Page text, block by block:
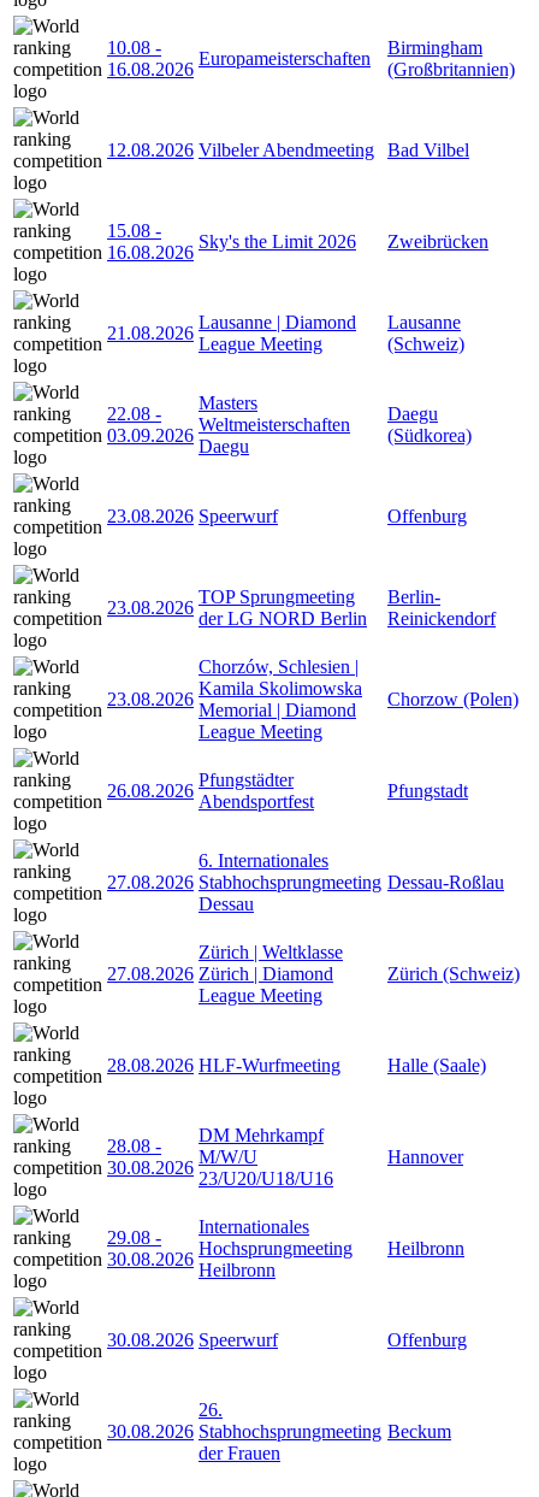
10.08 -
16.08.2026
Europameisterschaften
Birmingham
(Großbritannien)
12.08.2026 Vilbeler Abendmeeting Bad Vilbel
15.08 -
16.08.2026
Sky's the Limit 2026 Zweibrücken
21.08.2026
Lausanne | Diamond
League Meeting
Lausanne
(Schweiz)
22.08 -
03.09.2026
Masters
Weltmeisterschaften
Daegu
Daegu
(Südkorea)
23.08.2026 Speerwurf Offenburg
23.08.2026
TOP Sprungmeeting
der LG NORD Berlin
Berlin-
Reinickendorf
23.08.2026
Chorzów, Schlesien |
Kamila Skolimowska
Memorial | Diamond
League Meeting
Chorzow (Polen)
26.08.2026
Pfungstädter
Abendsportfest
Pfungstadt
27.08.2026
6. Internationales
Stabhochsprungmeeting
Dessau
Dessau-Roßlau
27.08.2026
Zürich | Weltklasse
Zürich | Diamond
League Meeting
Zürich (Schweiz)
28.08.2026 HLF-Wurfmeeting Halle (Saale)
28.08 -
30.08.2026
DM Mehrkampf
M/W/U
23/U20/U18/U16
Hannover
29.08 -
30.08.2026
Internationales
Hochsprungmeeting
Heilbronn
Heilbronn
30.08.2026 Speerwurf Offenburg
30.08.2026
26.
Stabhochsprungmeeting
der Frauen
Beckum